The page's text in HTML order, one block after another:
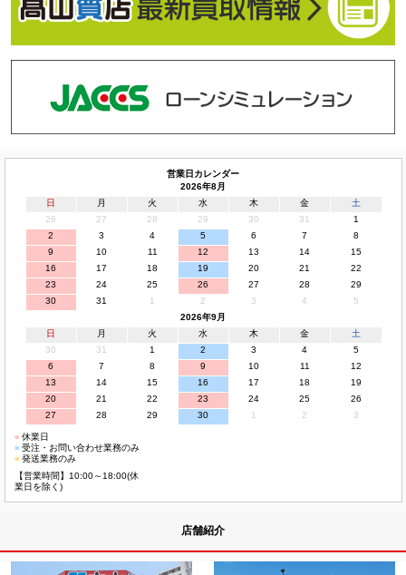
営業日カレンダー
2026年8月
日
月 火 水 木 金
土
26
27 28 29 30 31
1
2
3 4 5 6 7
8
9
10 11 12 13 14
15
16
17 18 19 20 21
22
23
24 25 26 27 28
29
30
31 1 2 3 4
5
2026年9月
日
月 火 水 木 金
土
30
31 1 2 3 4
5
6
7 8 9 10 11
12
13
14 15 16 17 18
19
20
21 22 23 24 25
26
27
28 29 30 1 2 3
■休業日
■受注・お問い合わせ業務のみ
■発送業務のみ
【営業時間】10:00～18:00(休
業日を除く)
店舗紹介